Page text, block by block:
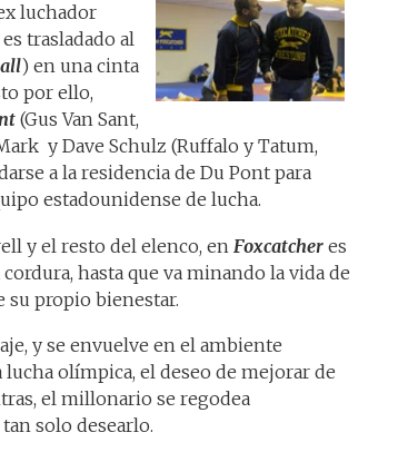
luchador
trasladado al
) en una cinta
por ello,
(Gus Van Sant,
y Dave Schulz (Ruffalo y Tatum,
a la residencia de Du Pont para
estadounidense de lucha.
y el resto del elenco, en Foxcatcher es
hasta que va minando la vida de
su propio bienestar.
y se envuelve en el ambiente
olímpica, el deseo de mejorar de
el millonario se regodea
solo desearlo.